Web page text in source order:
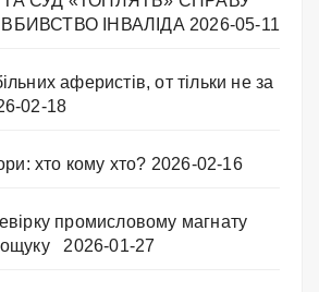
ІНВАЛІДА 2026-05-11
аферистів, от тільки не за
02-18
хто кому хто? 2026-02-16
промисловому магнату
2026-01-27